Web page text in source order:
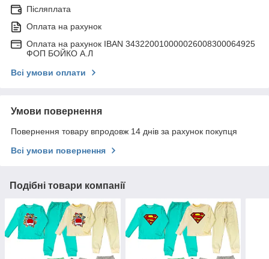
Післяплата
Оплата на рахунок
Оплата на рахунок IBAN 343220010000026008300064925
ФОП БОЙКО А.Л
Всі умови оплати
Умови повернення
Повернення товару впродовж 14 днів за рахунок покупця
Всі умови повернення
Подібні товари компанії